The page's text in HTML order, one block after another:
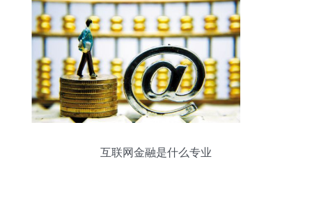
互联网金融是什么专业